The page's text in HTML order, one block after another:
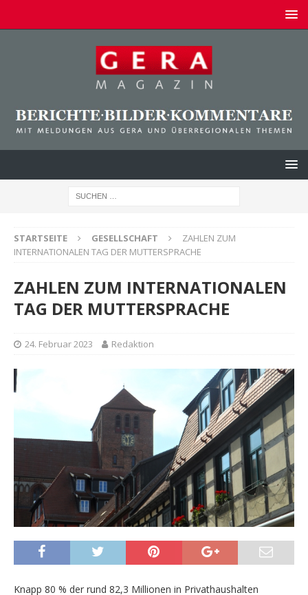
STARTSEITE GESELLSCHAFT
ZAHLEN ZUM
INTERNATIONALEN TAG DER MUTTERSPRACHE
ZAHLEN ZUM INTERNATIONALEN
TAG DER MUTTERSPRACHE
24. Februar 2023 Redaktion
Knapp 80 % der rund 82,3 Millionen in Privathaushalten